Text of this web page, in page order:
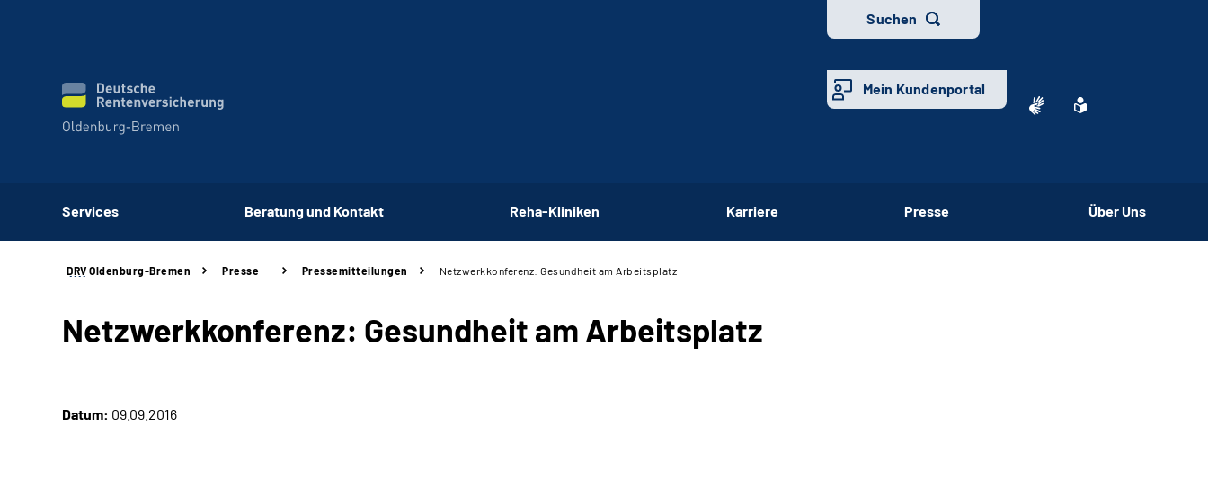
Suchen
Mein Kundenportal
Services Beratung und Kontakt Reha-Kliniken Karriere Presse Über Uns
DRV Oldenburg-Bremen Presse Pressemitteilungen Netzwerkkonferenz: Gesundheit am Arbeitsplatz
Netzwerkkonferenz: Gesundheit am Arbeitsplatz
Datum: 09.09.2016